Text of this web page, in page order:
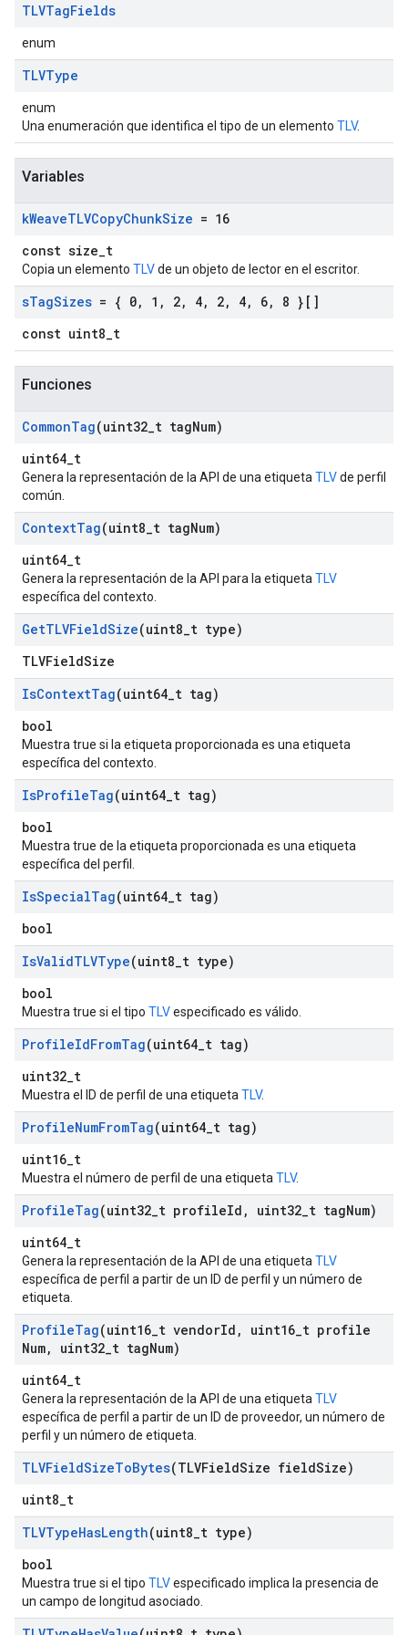
TLVTagFields
enum
TLVType
enum
Una enumeración que identifica el tipo de un elemento TLV.
Variables
kWeaveTLVCopyChunkSize = 16
const size_t
Copia un elemento TLVde un objeto de lector en el escritor.
sTagSizes = { 0, 1 , 2, 4, 2, 4, 6,
8 }[]
const uint8_t
Funciones
CommonTag(uint32 t tagNum)
uint64_t
Genera la representación de la API de una etiqueta TLVde perfil
común.
ContextTag(uint8 t tagNum)
uint64_t
Genera la representación de la API para la etiqueta TLV
específica del contexto.
GetTLVFieldSize(uint8 t type)
TLVFieldSize
IsContextTag(uint64 t tag)
bool
Muestra true si la etiqueta proporcionada es una etiqueta
específica del contexto.
IsProfileTag(uint64 t tag)
bool
Muestra true de la etiqueta proporcionada es una etiqueta
específica del perfil.
IsSpecialTag(uint64 t tag)
bool
IsValidTLVType(uint8 t type)
bool
Muestra true si el tipo TLVespecificado es válido.
ProfileIdFromTag(uint64 t tag)
uint32_t
Muestra el ID de perfil de una etiqueta TLV.
ProfileNumFromTag(uint64 t tag)
uint16_t
Muestra el número de perfil de una etiqueta TLV.
ProfileTag(uint32 t profileId , uint32 t tagNum)
uint64_t
Genera la representación de la API de una etiqueta TLV
específica de perfil a partir de un ID de perfil y un número de
etiqueta.
ProfileTag(uint16 t vendorId , uint16 t profile
Num, uint32 t tagNum)
uint64_t
Genera la representación de la API de una etiqueta TLV
específica de perfil a partir de un ID de proveedor, un número de
perfil y un número de etiqueta.
TLVFieldSizeToBytes(TLVFieldSize fieldSize)
uint8_t
TLVTypeHasLength(uint8 t type)
bool
Muestra true si el tipo TLVespecificado implica la presencia de
un campo de longitud asociado.